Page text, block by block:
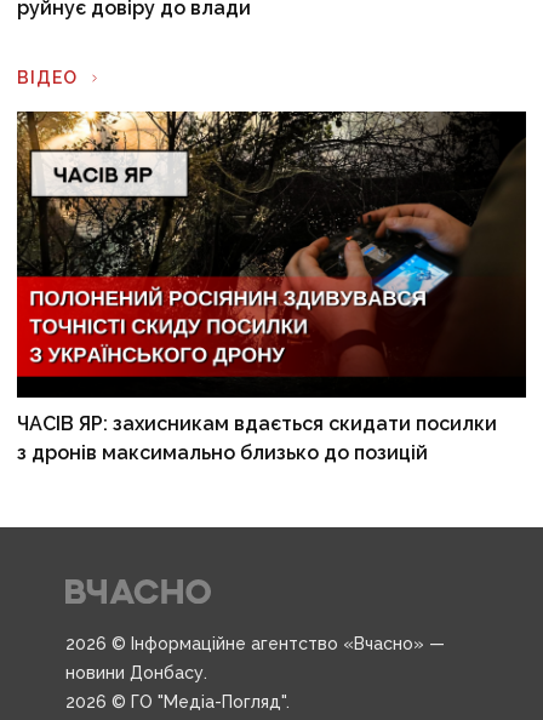
руйнує довіру до влади
ВІДЕО
ЧАСІВ ЯР: захисникам вдається скидати посилки
з дронів максимально близько до позицій
2026 © Інформаційне агентство «Вчасно» —
новини Донбасу.
2026 © ГО "Медіа-Погляд".